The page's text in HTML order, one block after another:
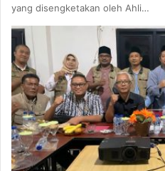
yang disengketakan oleh Ahli…